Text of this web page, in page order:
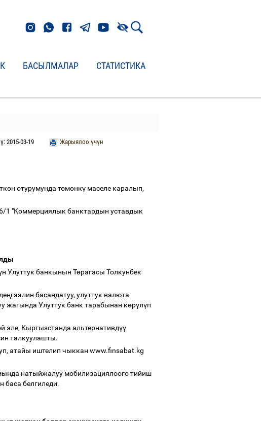
БАСЫЛМАЛАР
СТАТИСТИКА
Жарыялоо үчүн
2015-03-19
ткөн отурумунда төмөнкү маселе каралып,
"Коммерциялык банктардын уставдык
н Улуттук банкынын Төрагасы Толкунбек
ңгээлин басаңдатуу, улуттук валюта
жагында Улуттук банк тарабынан көрүлүп
эле, Кыргызстанда альтернативдүү
талкуулашты.
атайы иштелип чыккан www.finsabat.kg
натыйжалуу мобилизациялоого тийиш
баса белгиледи.